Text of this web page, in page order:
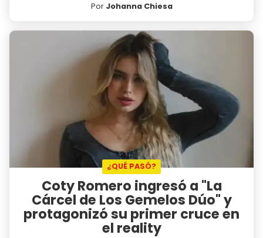
Por Johanna Chiesa
¿QUÉ PASÓ?
Coty Romero ingresó a "La
Cárcel de Los Gemelos Dúo" y
protagonizó su primer cruce en
el reality